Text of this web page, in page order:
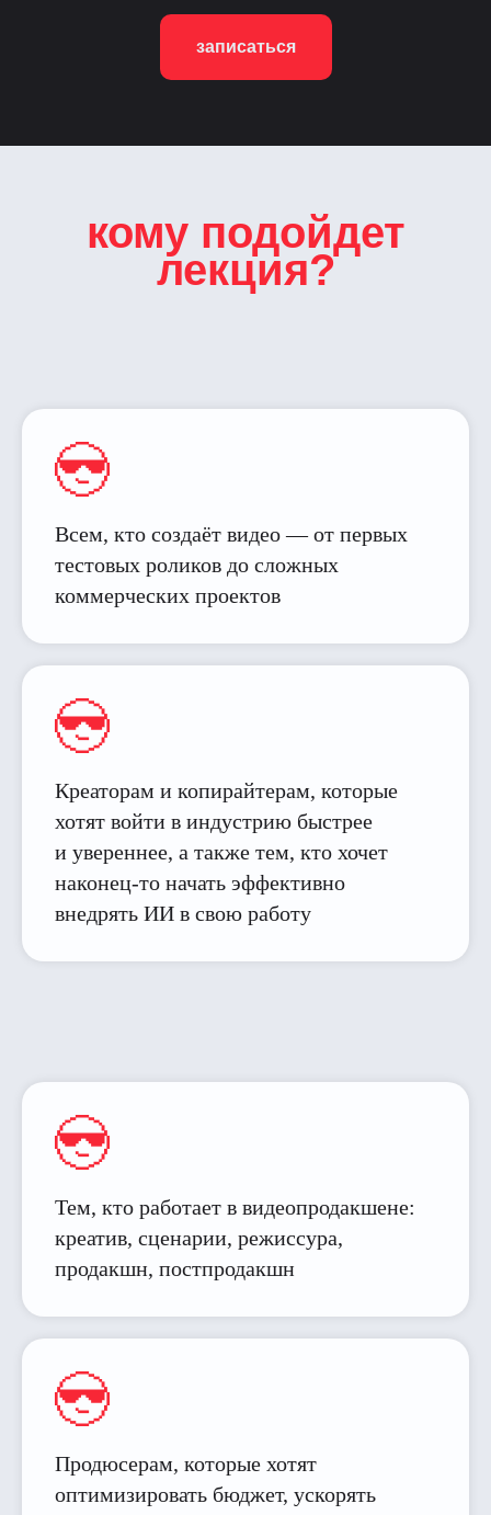
записаться
кому подойдет
лекция?
Всем, кто создаёт видео — от первых
тестовых роликов до сложных
коммерческих проектов
Креаторам и копирайтерам, которые
хотят войти в индустрию быстрее
и увереннее, а также тем, кто хочет
наконец-то начать эффективно
внедрять ИИ в свою работу
Тем, кто работает в видеопродакшене:
креатив, сценарии, режиссура,
продакшн, постпродакшн
Продюсерам, которые хотят
оптимизировать бюджет, ускорять